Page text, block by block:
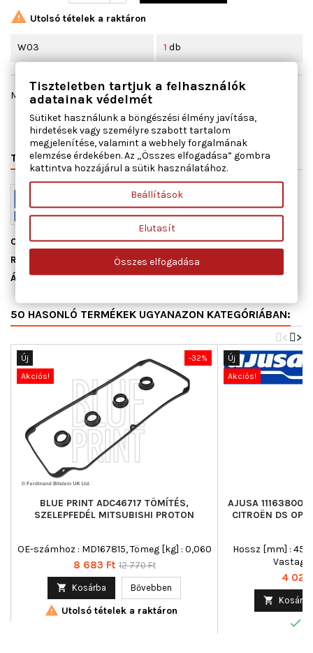
 Utolsó tételek a raktáron
W03 1 db
Megosztás
TERMÉK RÉSZLETEI VÁLTÓSZÁMOK MIHEZ JÓ
Cikkszám11120200
Raktáron
ÁllapotÚj
50 HASONLÓ TERMÉKEK UGYANAZON KATEGÓRIÁBAN:
>
<
-32%
Új
Akciós!
BLUE PRINT ADC46717 TÖMÍTÉS,
SZELEPFEDÉL MITSUBISHI PROTON
OE-számhoz : MD167815, Tömeg [kg] : 0,060
Ár
8 683 Ft Normál
12 770 Ft
 Kosárba Bővebben
 Utolsó tételek a raktáron
Új
Akciós!
AJUSA 11163800
CITROËN DS
Hossz [mm] :
Ár
4 027
 Kosárba

Tiszteletben tartjuk a felhasználók
adatainak védelmét
Sütiket használunk a böngészési élmény javítása,
hirdetések vagy személyre szabott tartalom
megjelenítése, valamint a webhely forgalmának
elemzése érdekében. Az „Összes elfogadása” gombra
kattintva hozzájárul a sütik használatához.
Beállítások
Elutasít
Összes elfogadása